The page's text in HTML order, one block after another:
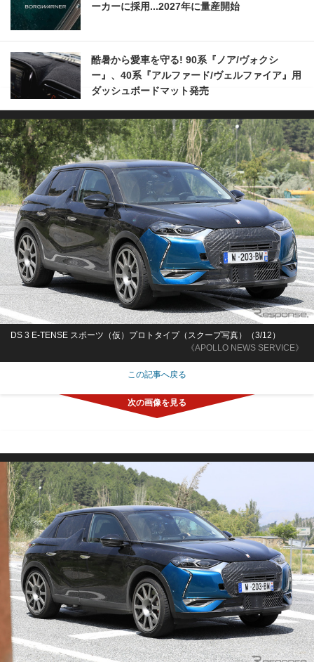
ーカーに採用...2027年に量産開始
酷暑から愛車を守る! 90系『ノア/ヴォクシ
ー』、40系『アルファード/ヴェルファイア』用
ダッシュボードマット発売
《APOLLO NEWS SERVICE》
DS 3 E-TENSE スポーツ（仮）プロトタイプ（スクープ写真）（3/12）
この記事へ戻る